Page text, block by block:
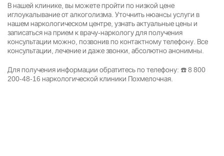
В нашей клинике, вы можете пройти по низкой цене
иглоукалывание от алкоголизма. Уточнить нюансы услуги в
нашем наркологическом центре, узнать актуальные цены и
записаться на прием к врачу-наркологу для получения
консультации можно, позвонив по контактному телефону. Все
консультации, лечение и даже звонки, абсолютно анонимны.
Для получения информации обратитесь по телефону: ☎️8 800
200-48-16 наркологической клиники Похмелочная.